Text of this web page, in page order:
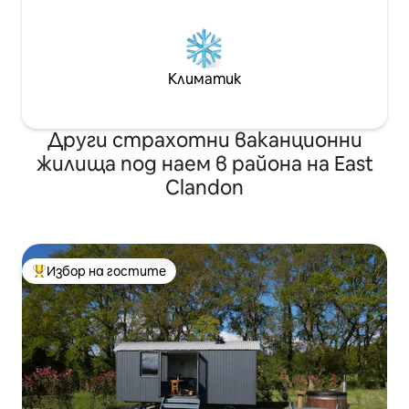
Климатик
Други страхотни ваканционни
жилища под наем в района на East
Clandon
Най-популярен избор на гостите
Избор на гостите